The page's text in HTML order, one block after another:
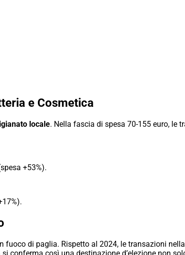
e Cosmetica
locale. Nella fascia di spesa 70-155 euro, le
+53%).
di paglia. Rispetto al 2024, le transazioni